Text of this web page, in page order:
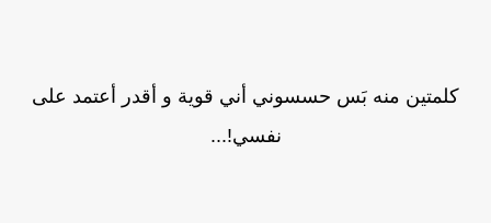
كلمتين منه بَس حسسوني أني قوية و أقدر أعتمد على
نفسي!...